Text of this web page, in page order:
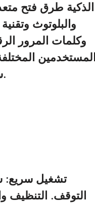
المستخدمين
سلسًا مع الحفاظ على معايير أمان عالية.
تشغيل سريع:
التوقف.